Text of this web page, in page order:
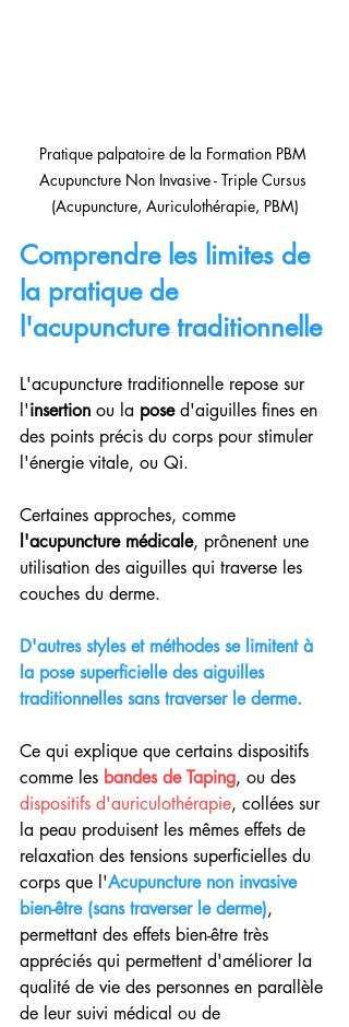
Pratique palpatoire de la Formation PBM
Acupuncture Non Invasive - Triple Cursus
(Acupuncture, Auriculothérapie, PBM)
Comprendre les limites de
la pratique de
l'acupuncture traditionnelle
L'acupuncture traditionnelle repose sur
l'insertion ou la pose d'aiguilles fines en
des points précis du corps pour stimuler
l'énergie vitale, ou Qi.
Certaines approches, comme
l'acupuncture médicale, prônenent une
utilisation des aiguilles qui traverse les
couches du derme.
D'autres styles et méthodes se limitent à
la pose superficielle des aiguilles
traditionnelles sans traverser le derme.
Ce qui explique que certains dispositifs
comme les bandes de Taping, ou des
dispositifs d'auriculothérapie, collées sur
la peau produisent les mêmes effets de
relaxation des tensions superficielles du
corps que l'Acupuncture non invasive
bien-être (sans traverser le derme),
permettant des effets bien-être très
appréciés qui permettent d'améliorer la
qualité de vie des personnes en parallèle
de leur suivi médical ou de